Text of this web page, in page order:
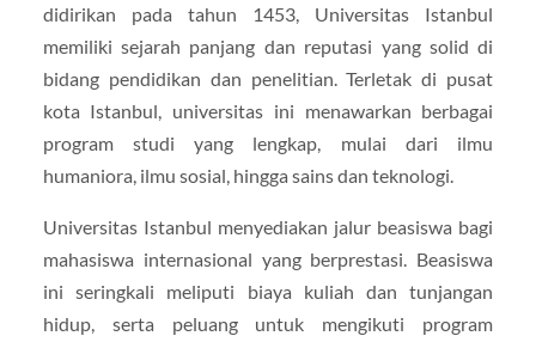
didirikan pada tahun 1453, Universitas Istanbul
memiliki sejarah panjang dan reputasi yang solid di
bidang pendidikan dan penelitian. Terletak di pusat
kota Istanbul, universitas ini menawarkan berbagai
program studi yang lengkap, mulai dari ilmu
humaniora, ilmu sosial, hingga sains dan teknologi.
Universitas Istanbul menyediakan jalur beasiswa bagi
mahasiswa internasional yang berprestasi. Beasiswa
ini seringkali meliputi biaya kuliah dan tunjangan
hidup, serta peluang untuk mengikuti program